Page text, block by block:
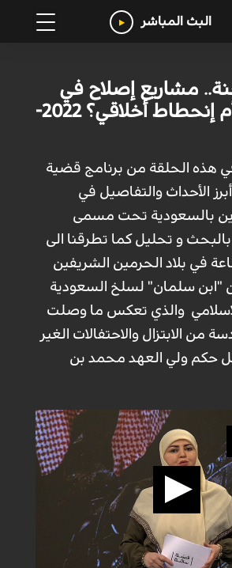
البث المباشر
مشاريع إصلاح في
السعودية أم إنحطاط أخلاقي؟ 2022-
هذه الحلقة من برنامج قضية
الأحداث والتفاصيل في
بالسعودية تحت مسمى
و تحليل كما تطرقنا الى
في بلاد الحرمين الشريفين
"ابن سلمان" لسلخ السعودية
والذي تعكس ما وصلت
من الابتزال والاحتفالات الغير
ظل حكم ولي العهد محمد بن